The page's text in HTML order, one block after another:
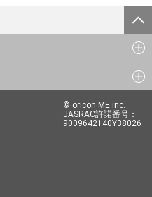
© oricon ME inc.
JASRAC許諾番号：
9009642140Y38026